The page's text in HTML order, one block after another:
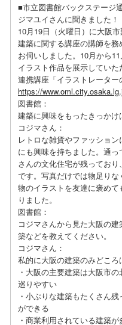
■市立図書館バックステー
ジマユイさんに聞きました！
10月19日（火曜日）に大阪
建築に関する講座の講師を
お伺いしました。10月から
イラスト作品を展示していた
連携講座「イラストレーター
https://
図書館：
建築に興味をもったきっかけ
コジマさん：
レトロな雑貨やファッショ
にも興味を持ちました。通
さんの文化住宅が残ってお
です。写真だけでは物足り
物のイラストを友達に褒め
りました。
図書館：
コジマさんから見た大阪の
築などを教えてください。
コジマさん：
私的に大阪の建築のみどころ
・大阪の主要建築は大阪市
巡りやすい
・小ぶりな建築もたくさん
ができる
・商業利用されている建築